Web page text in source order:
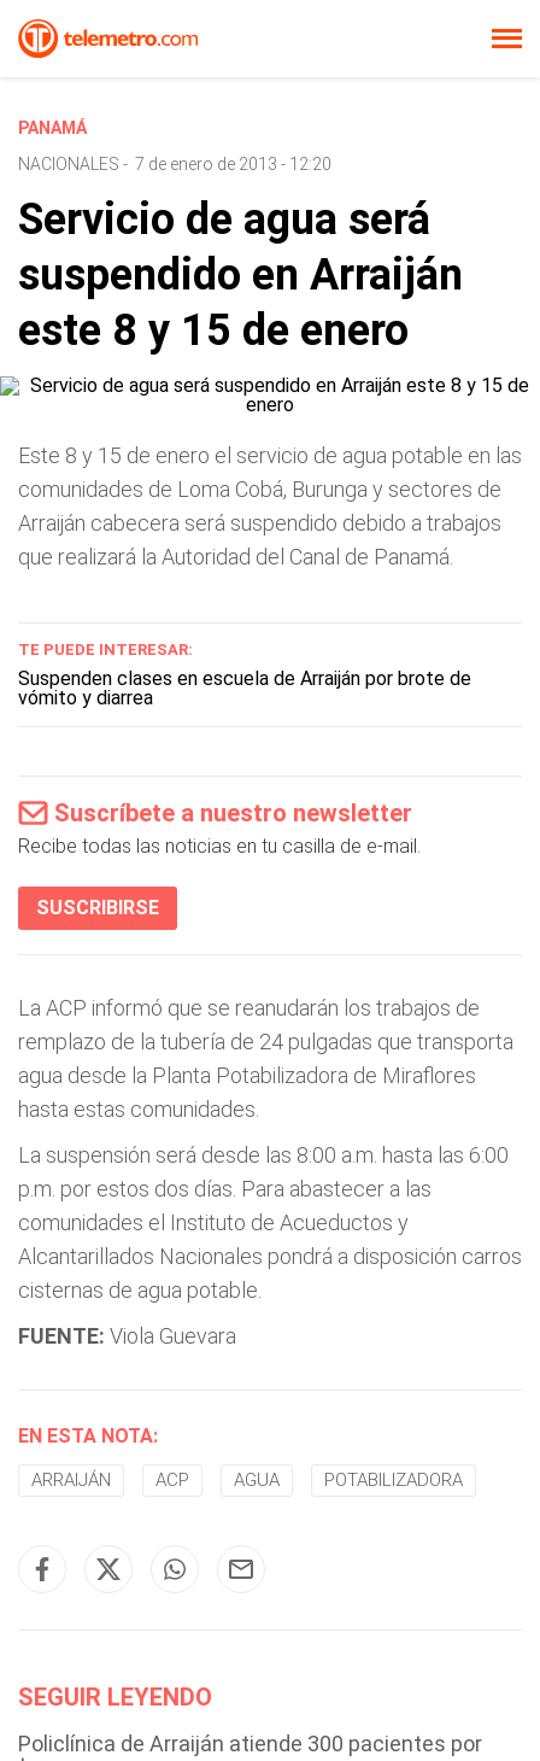
PANAMÁ
NACIONALES - 7 de enero de 2013 - 12:20
Servicio de agua será
suspendido en Arraiján
este 8 y 15 de enero
Este 8 y 15 de enero el servicio de agua potable en las
comunidades de Loma Cobá, Burunga y sectores de
Arraiján cabecera será suspendido debido a trabajos
que realizará la Autoridad del Canal de Panamá.
TE PUEDE INTERESAR:
Suspenden clases en escuela de Arraiján por brote de
vómito y diarrea
Suscríbete a nuestro newsletter
Recibe todas las noticias en tu casilla de e-mail.
SUSCRIBIRSE
La ACP informó que se reanudarán los trabajos de
remplazo de la tubería de 24 pulgadas que transporta
agua desde la Planta Potabilizadora de Miraflores
hasta estas comunidades.
La suspensión será desde las 8:00 a.m. hasta las 6:00
p.m. por estos dos días. Para abastecer a las
comunidades el Instituto de Acueductos y
Alcantarillados Nacionales pondrá a disposición carros
cisternas de agua potable.
FUENTE: Viola Guevara
EN ESTA NOTA:
ARRAIJÁN ACP AGUA POTABILIZADORA
SEGUIR LEYENDO
Policlínica de Arraiján atiende 300 pacientes por